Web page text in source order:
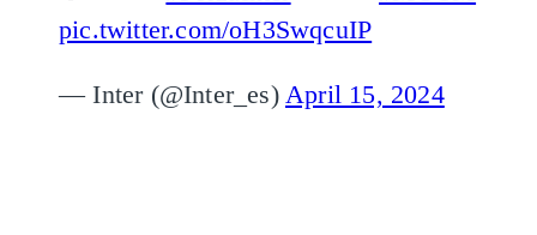
pic.twitter.com/oH3SwqcuIP
— Inter (@Inter_es) April 15, 2024